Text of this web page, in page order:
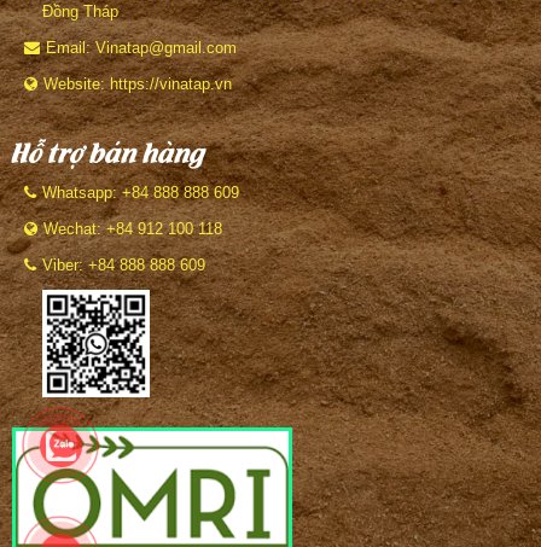
Đồng Tháp
Email: Vinatap@gmail.com
Website: https://vinatap.vn
Hỗ trợ bán hàng
Whatsapp: +84 888 888 609
Wechat: +84 912 100 118
Viber: +84 888 888 609